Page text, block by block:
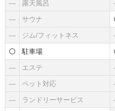
― 露天風呂
― サウナ
― ジム/フィットネス
駐車場
― エステ
― ペット対応
― ランドリーサービス